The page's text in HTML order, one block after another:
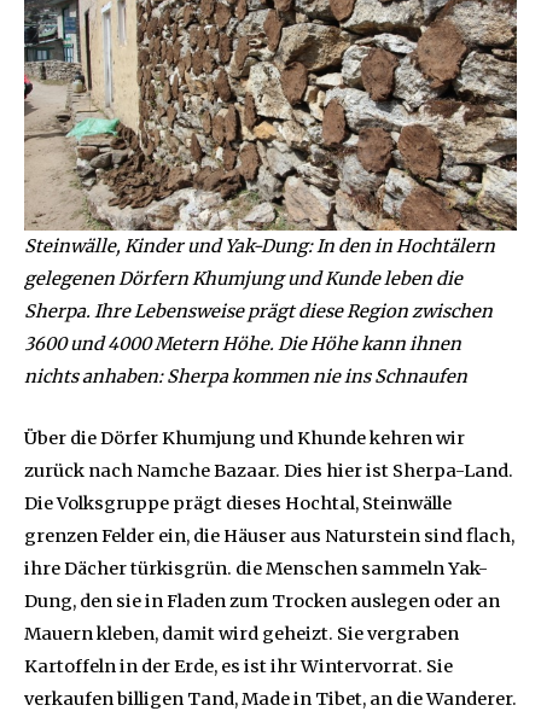
Steinwälle, Kinder und Yak-Dung: In den in Hochtälern
gelegenen Dörfern Khumjung und Kunde leben die
Sherpa. Ihre Lebensweise prägt diese Region zwischen
3600 und 4000 Metern Höhe. Die Höhe kann ihnen
nichts anhaben: Sherpa kommen nie ins Schnaufen
Über die Dörfer Khumjung und Khunde kehren wir
zurück nach Namche Bazaar. Dies hier ist Sherpa-Land.
Die Volksgruppe prägt dieses Hochtal, Steinwälle
grenzen Felder ein, die Häuser aus Naturstein sind flach,
ihre Dächer türkisgrün. die Menschen sammeln Yak-
Dung, den sie in Fladen zum Trocken auslegen oder an
Mauern kleben, damit wird geheizt. Sie vergraben
Kartoffeln in der Erde, es ist ihr Wintervorrat. Sie
verkaufen billigen Tand, Made in Tibet, an die Wanderer.